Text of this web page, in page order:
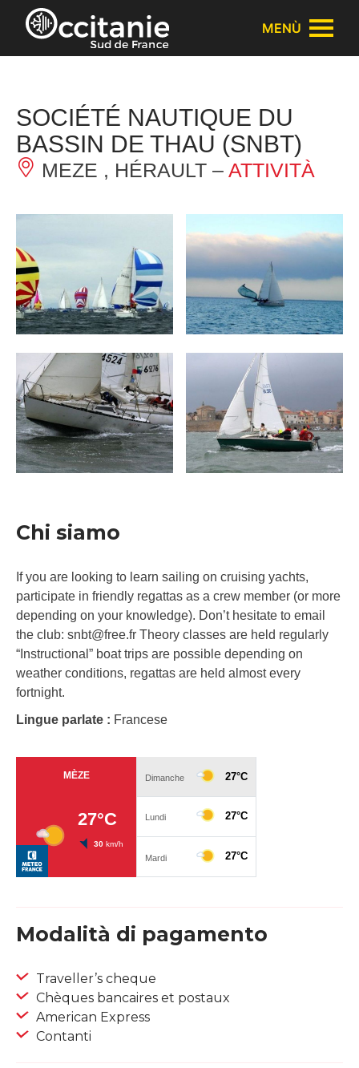
Pannello di gestione dei cookies
MENÙ
SOCIÉTÉ NAUTIQUE DU
BASSIN DE THAU (SNBT)
MEZE , HÉRAULT – ATTIVITÀ
Chi siamo
If you are looking to learn sailing on cruising yachts,
participate in friendly regattas as a crew member (or more
depending on your knowledge). Don’t hesitate to email
the club: snbt@free.fr Theory classes are held regularly
“Instructional” boat trips are possible depending on
weather conditions, regattas are held almost every
fortnight.
Lingue parlate : Francese
Modalità di pagamento
Traveller’s cheque
Chèques bancaires et postaux
American Express
Contanti